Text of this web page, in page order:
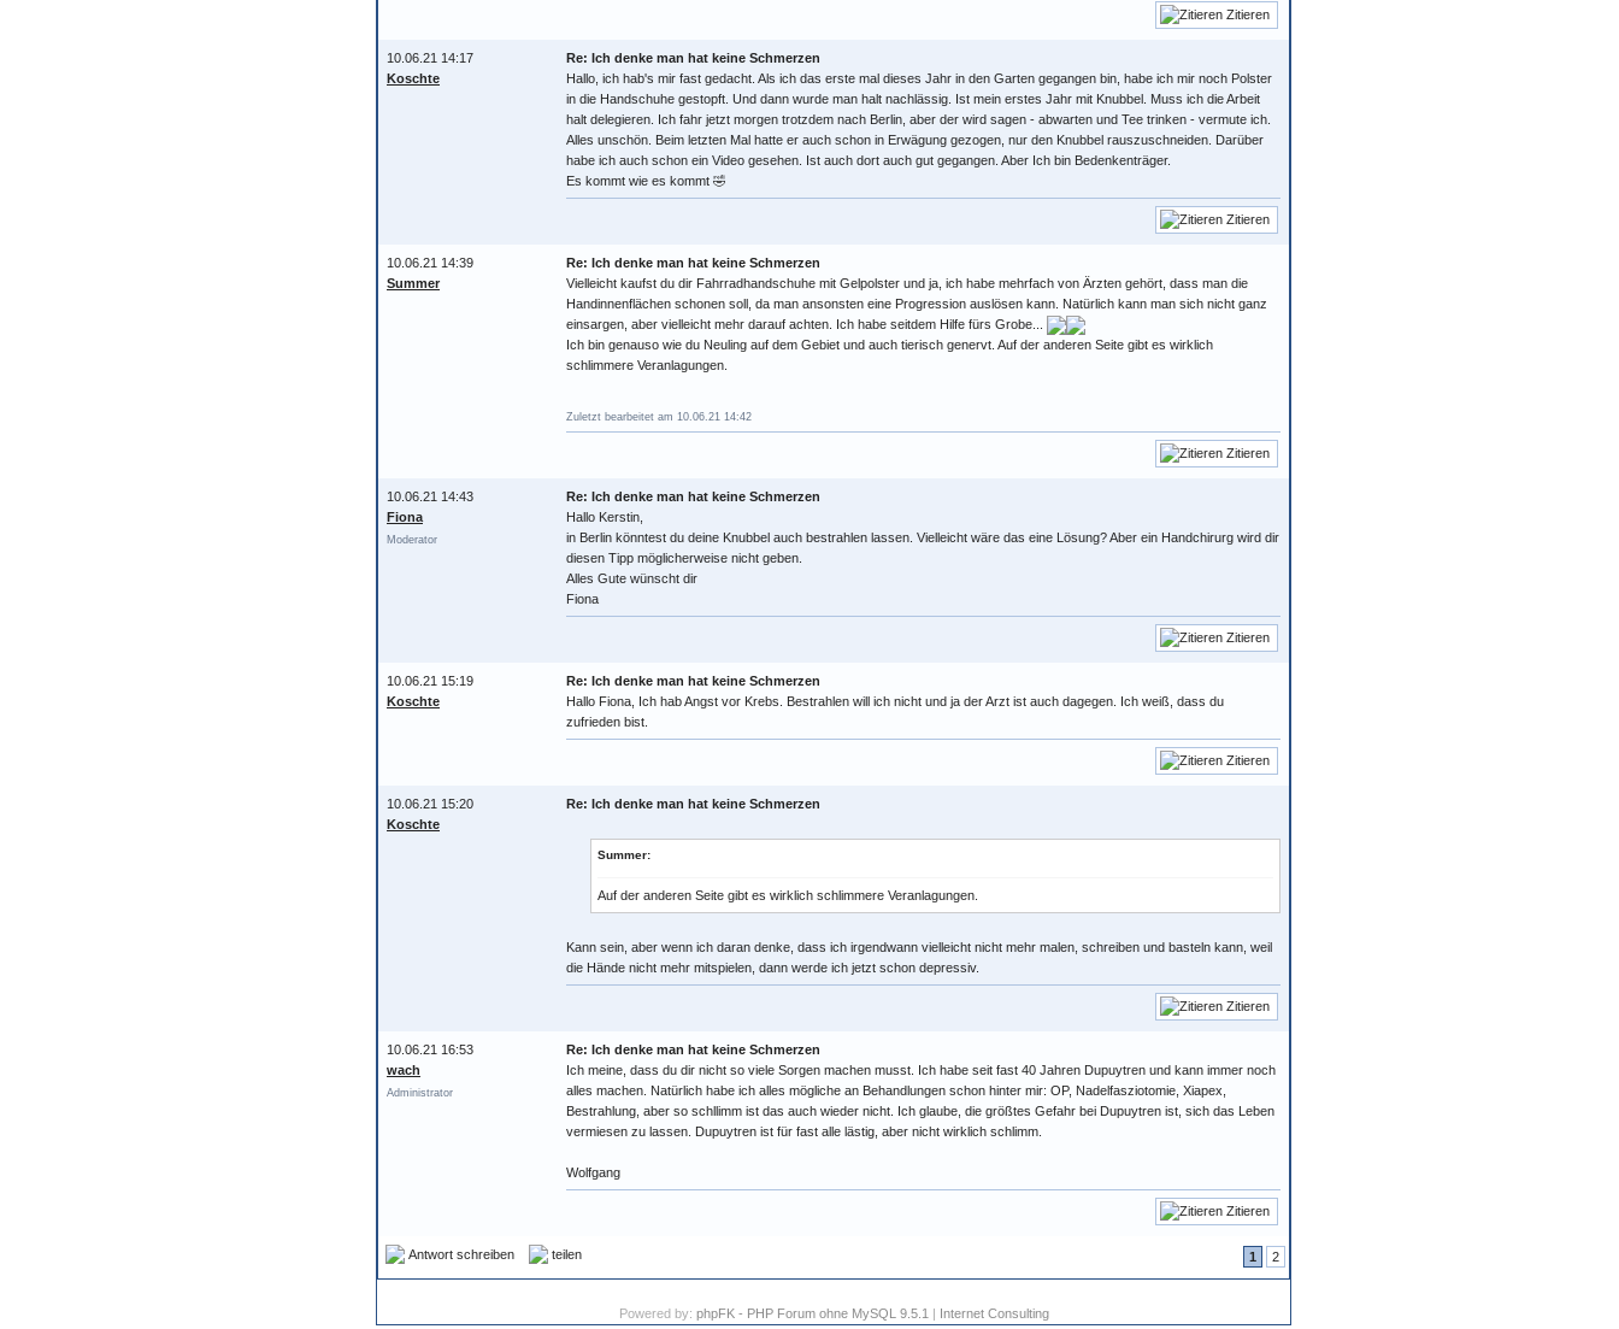
Zitieren
10.06.21 14:17
Koschte
Re: Ich denke man hat keine Schmerzen
Hallo, ich hab's mir fast gedacht. Als ich das erste mal dieses Jahr in den Garten gegangen bin, habe ich mir noch Polster
in die Handschuhe gestopft. Und dann wurde man halt nachlässig. Ist mein erstes Jahr mit Knubbel. Muss ich die Arbeit
halt delegieren. Ich fahr jetzt morgen trotzdem nach Berlin, aber der wird sagen - abwarten und Tee trinken - vermute ich.
Alles unschön. Beim letzten Mal hatte er auch schon in Erwägung gezogen, nur den Knubbel rauszuschneiden. Darüber
habe ich auch schon ein Video gesehen. Ist auch dort auch gut gegangen. Aber Ich bin Bedenkenträger.
Es kommt wie es kommt 🤣
Zitieren
10.06.21 14:39
Summer
Re: Ich denke man hat keine Schmerzen
Vielleicht kaufst du dir Fahrradhandschuhe mit Gelpolster und ja, ich habe mehrfach von Ärzten gehört, dass man die
Handinnenflächen schonen soll, da man ansonsten eine Progression auslösen kann. Natürlich kann man sich nicht ganz
einsargen, aber vielleicht mehr darauf achten. Ich habe seitdem Hilfe fürs Grobe...
Ich bin genauso wie du Neuling auf dem Gebiet und auch tierisch genervt. Auf der anderen Seite gibt es wirklich
schlimmere Veranlagungen.
Zuletzt bearbeitet am 10.06.21 14:42
Zitieren
10.06.21 14:43
Fiona
Moderator
Re: Ich denke man hat keine Schmerzen
Hallo Kerstin,
in Berlin könntest du deine Knubbel auch bestrahlen lassen. Vielleicht wäre das eine Lösung? Aber ein Handchirurg wird dir
diesen Tipp möglicherweise nicht geben.
Alles Gute wünscht dir
Fiona
Zitieren
10.06.21 15:19
Koschte
Re: Ich denke man hat keine Schmerzen
Hallo Fiona, Ich hab Angst vor Krebs. Bestrahlen will ich nicht und ja der Arzt ist auch dagegen. Ich weiß, dass du
zufrieden bist.
Zitieren
10.06.21 15:20
Koschte
Re: Ich denke man hat keine Schmerzen
Summer:
Auf der anderen Seite gibt es wirklich schlimmere Veranlagungen.
Kann sein, aber wenn ich daran denke, dass ich irgendwann vielleicht nicht mehr malen, schreiben und basteln kann, weil
die Hände nicht mehr mitspielen, dann werde ich jetzt schon depressiv.
Zitieren
10.06.21 16:53
wach
Administrator
Re: Ich denke man hat keine Schmerzen
Ich meine, dass du dir nicht so viele Sorgen machen musst. Ich habe seit fast 40 Jahren Dupuytren und kann immer noch
alles machen. Natürlich habe ich alles mögliche an Behandlungen schon hinter mir: OP, Nadelfasziotomie, Xiapex,
Bestrahlung, aber so schllimm ist das auch wieder nicht. Ich glaube, die größtes Gefahr bei Dupuytren ist, sich das Leben
vermiesen zu lassen. Dupuytren ist für fast alle lästig, aber nicht wirklich schlimm.
Wolfgang
Zitieren
Antwort schreiben teilen 1 2
Powered by: phpFK - PHP Forum ohne MySQL 9.5.1 | Internet Consulting